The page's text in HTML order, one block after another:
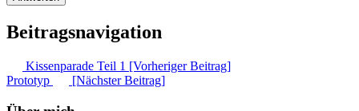
Beitragsnavigation
Kissenparade Teil 1 [Vorheriger Beitrag]
Prototyp
[Nächster Beitrag]